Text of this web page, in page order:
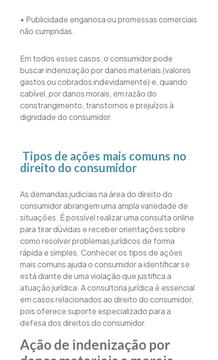
• Publicidade enganosa ou promessas comerciais
não cumpridas.
Em todos esses casos, o consumidor pode
buscar indenização por danos materiais (valores
gastos ou cobrados indevidamente) e, quando
cabível, por danos morais, em razão do
constrangimento, transtornos e prejuízos à
dignidade do consumidor.
Tipos de ações mais comuns no
direito do consumidor
As demandas judiciais na área do direito do
consumidor abrangem uma ampla variedade de
situações. É possível realizar uma consulta online
para tirar dúvidas e receber orientações sobre
como resolver problemas jurídicos de forma
rápida e simples. Conhecer os tipos de ações
mais comuns ajuda o consumidor a identificar se
está diante de uma violação que justifica a
atuação jurídica. A consultoria jurídica é essencial
em casos relacionados ao direito do consumidor,
pois oferece suporte especializado para a
defesa dos direitos do consumidor.
Ação de indenização por